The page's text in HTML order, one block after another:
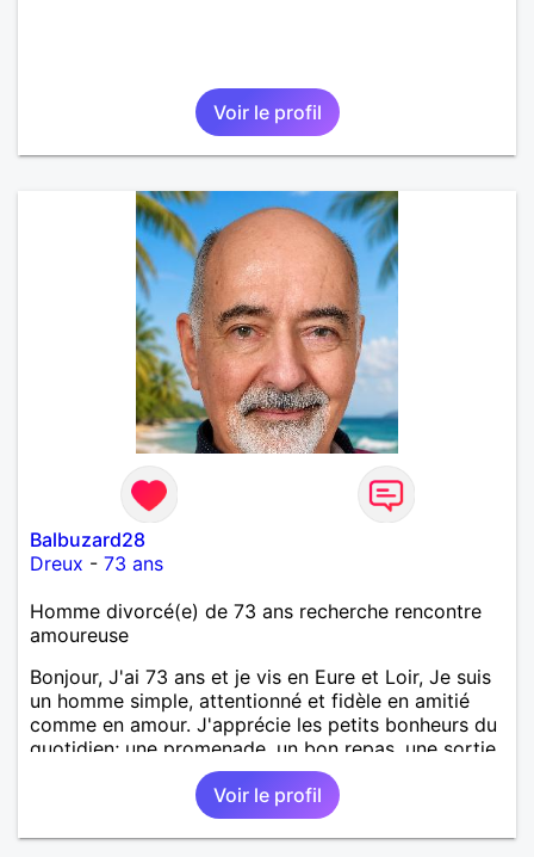
Voir le profil
Balbuzard28
Dreux - 73 ans
Homme divorcé(e) de 73 ans recherche rencontre
amoureuse
Bonjour, J'ai 73 ans et je vis en Eure et Loir, Je suis
un homme simple, attentionné et fidèle en amitié
comme en amour. J'apprécie les petits bonheurs du
quotidien; une promenade, un bon repas, une sortie,
une discision agréable ou un moment de détente à
deux. Je souhaite rencontrer une femme douce,
honnête et bienveillante, avec qui partager des
moments de complicité, de rire et de confiance. Je
Voir le profil